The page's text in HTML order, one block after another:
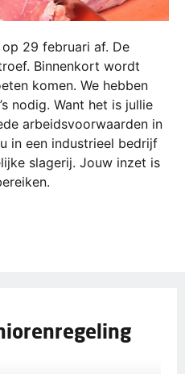
29 februari af. De
Binnenkort wordt
komen. We hebben
nodig. Want het is jullie
arbeidsvoorwaarden in
in een industrieel bedrijf
slagerij. Jouw inzet is